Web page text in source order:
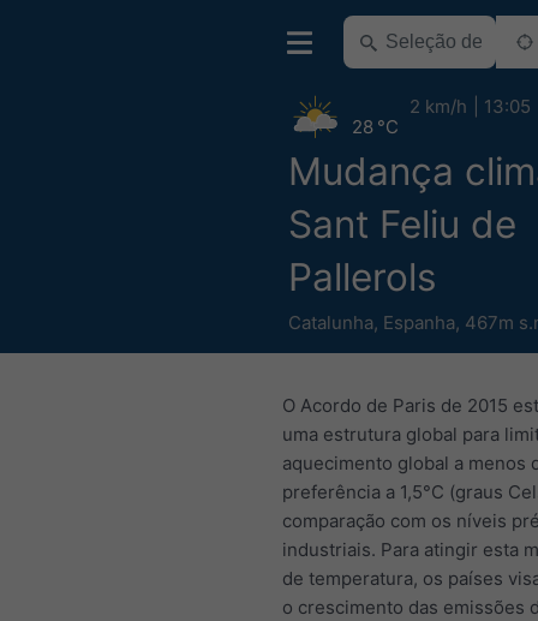
Mudança
Sant Feliu de
Pallerols
Catalunha, Espanha, 467m
28 °C
2 km/h 13:05
O Acordo de Paris de 2015
uma estrutura global para
aquecimento global a menos
preferência a 1,5°C (graus
comparação com os níveis
industriais. Para atingir esta
de temperatura, os países
o crescimento das emissões